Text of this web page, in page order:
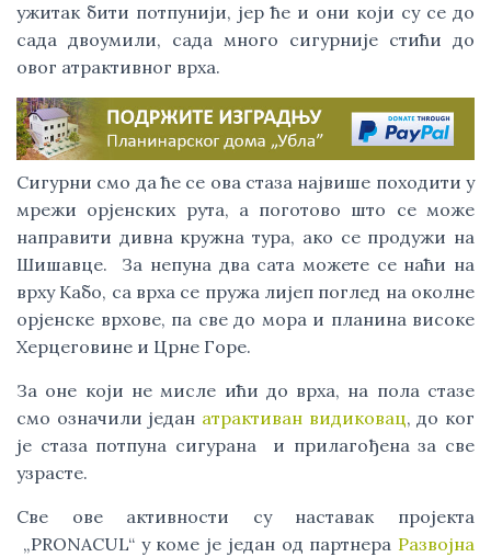
ужитак бити потпунији, јер ће и они који су се до
сада двоумили, сада много сигурније стићи до
овог атрактивног врха.
Сигурни смо да ће се ова стаза највише походити у
мрежи орјенских рута, а поготово што се може
направити дивна кружна тура, ако се продужи на
Шишавце. За непуна два сата можете се наћи на
врху Кабо, са врха се пружа лијеп поглед на околне
орјенске врхове, па све до мора и планина високе
Херцеговине и Црне Горе.
За оне који не мисле ићи до врха, на пола стазе
смо означили један атрактиван видиковац, до ког
је стаза потпуна сигурана и прилагођена за све
узрасте.
Све ове активности су наставак пројекта
„PRONACUL“ у коме је један од партнера Развојна